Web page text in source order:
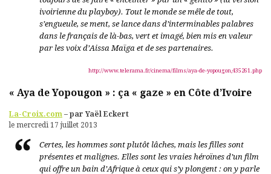
ivoirienne du playboy). Tout le monde se mêle de tout,
s’engueule, se ment, se lance dans d’interminables palabres
dans le français de là-bas, vert et imagé, bien mis en valeur
par les voix d’Aissa Maïga et de ses partenaires.
http://www.telerama.fr/cinema/films/aya-de-yopougon,435261.php
« Aya de Yopougon » : ça « gaze » en Côte d’Ivoire
La-Croix.com – par Yaël Eckert
le mercredi 17 juillet 2013
Certes, les hommes sont plutôt lâches, mais les filles sont
présentes et malignes. Elles sont les vraies héroïnes d’un film
qui offre un bain d’Afrique à ceux qui s’y plongent : on y parle